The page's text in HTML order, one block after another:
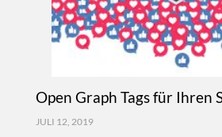
Open Graph Tags für Ihren
JULI 12, 2019